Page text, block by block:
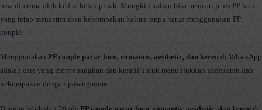
bisa diterima oleh kedua belah pihak. Mungkin kalian bisa mencari jenis PP lain
yang tetap mencerminkan kekompakan kalian tanpa harus menggunakan PP
couple.
Menggunakan PP couple pacar lucu, romantis, aesthetic, dan keren di WhatsApp
adalah cara yang menyenangkan dan kreatif untuk menunjukkan kedekatan dan
kekompakan dengan pasanganmu.